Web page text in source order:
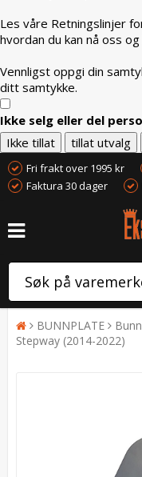
Les våre Retningslinjer
hvordan du kan nå oss
Vennligst oppgi din
ditt samtykke.
Ikke selg eller del
Ikke tillat
tillat utvalg
Fri frakt over 1995 kr
Faktura 30 dager
BUNNPLATE
Stepway (2014-2022)